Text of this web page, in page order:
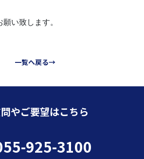
い致します。
一覧へ戻る→
やご要望はこちら
925-3100